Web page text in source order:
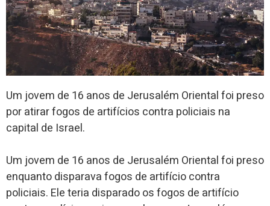
Um jovem de 16 anos de Jerusalém Oriental foi preso
por atirar fogos de artifícios contra policiais na
capital de Israel.
Um jovem de 16 anos de Jerusalém Oriental foi preso
enquanto disparava fogos de artifício contra
policiais. Ele teria disparado os fogos de artifício